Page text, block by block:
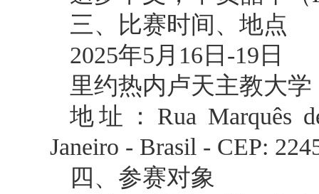
三、比赛时间、地点
2025年5月16日-19日
里约热内卢天主教大学
地址：Rua Marquês
Janeiro - Brasil - CEP:
四、参赛对象